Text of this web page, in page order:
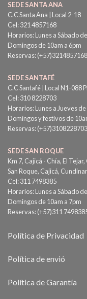
SEDE SANTA ANA
C.C Santa Ana | Local 2-18
Cel: 321 4857168
Horarios: Lunes a Sábado
Domingos de 10am a 6pm
Reservas: (+57)3214857168
SEDE SANTAFÉ
C.C Santafé | Local N1-088
Cel: 310 8228703
Horarios: Lunes a Jueves
Domingos y festivos de
Reservas: (+57)3108228703
SEDE SAN ROQUE
Km 7, Cajicá - Chía, El
San Roque, Cajicá,
Cel: 311 7498385
Horarios: Lunes a Sábado
Domingos de 10am a 7pm
Reservas: (+57)311
Política de Privacidad
Política de envió
Política de Garantía